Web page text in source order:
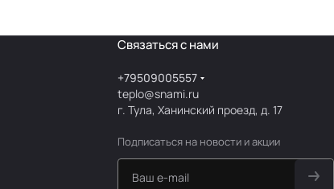
Связаться с нами
+79509005557
teplo@snami.ru
г. Тула, Ханинский проезд, д. 17
Подписаться на новости и акции